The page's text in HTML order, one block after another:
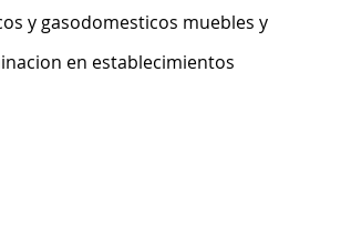
y gasodomesticos muebles y
en establecimientos